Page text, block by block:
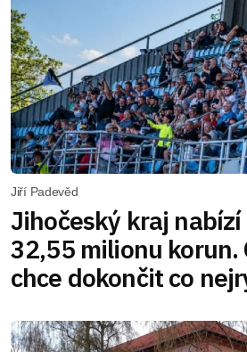
Jiří Padevěd
Jihočeský kraj nabízí
32,55 milionu korun.
chce dokončit co